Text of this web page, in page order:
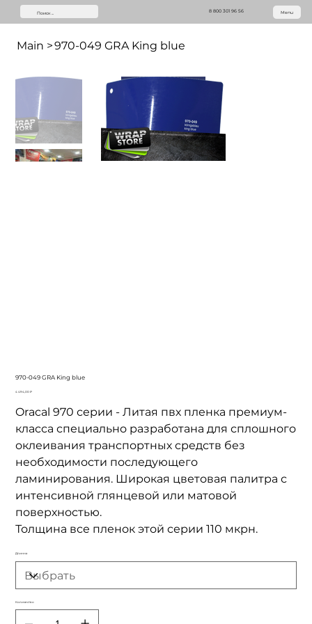
8 800 301 96 56 Menu
Main >970-049 GRA King blue
970-049 GRA King blue
Цена
4 494,00 ₽
Oracal 970 серии - Литая пвх пленка премиум-
класса специально разработана для сплошного
оклеивания транспортных средств без
необходимости последующего
ламинирования. Широкая цветовая палитра с
интенсивной глянцевой или матовой
поверхностью.
Толщина все пленок этой серии 110 мкрн.
Длинна
Количество